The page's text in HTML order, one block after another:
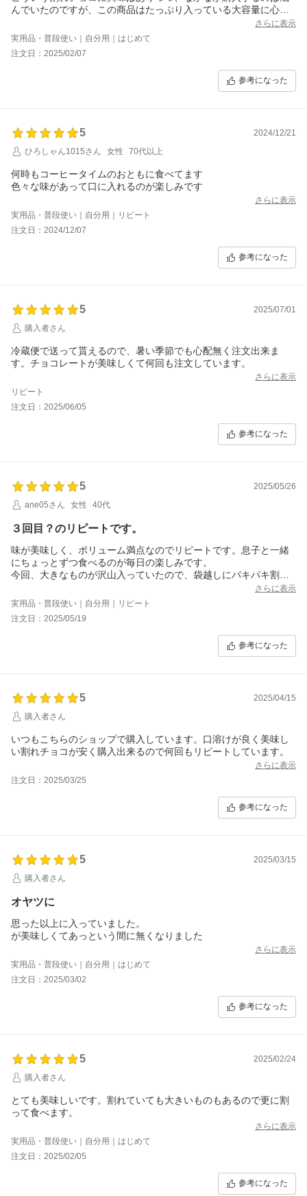
んでいたのですが、この商品はたっぷり入っている大容量に心惹
同じくチョコ好きな息子と開封し、中を見て「お&#12316;&#100
24;！」と歓声を上げました。大きなチョコがたっぷりで、見ただ
けでも色々な種類が確認できました。
私のお気に入りはミルクで、あま&#12316;いながらもしつこくな
く、お茶やコーヒーと合わせると多幸感がすごいです。
さらに表示
実用品・普段使い｜自分用｜はじめて
注文日：2025/02/07
参考になった
5
2024/12/21
ひろしゃん1015さん
女性 70代以上
何時もコーヒータイムのおともに食べてます
色々な味があって口に入れるのが楽しみです
さらに表示
実用品・普段使い｜自分用｜リピート
注文日：2024/12/07
参考になった
5
2025/07/01
購入者さん
冷蔵便で送って貰えるので、暑い季節でも心配無く注文出来ま
す。チョコレートが美味しくて何回も注文しています。
さらに表示
リピート
注文日：2025/06/05
参考になった
5
2025/05/26
ane05さん
女性 40代
３回目？のリピートです。
味が美味しく、ボリューム満点なのでリピートです。息子と一緒
にちょっとずつ食べるのが毎日の楽しみです。
今回、大きなものが沢山入っていたので、袋越しにパキパキ割り
少しビターなブラックチョコも、コーヒーやココアとよく合いま
す。
この量で、この味、毎回満足しています。
さらに表示
実用品・普段使い｜自分用｜リピート
注文日：2025/05/19
参考になった
5
2025/04/15
購入者さん
いつもこちらのショップで購入しています。口溶けが良く美味し
い割れチョコが安く購入出来るので何回もリピートしています。
さらに表示
注文日：2025/03/25
参考になった
5
2025/03/15
購入者さん
オヤツに
思った以上に入っていました。
が美味しくてあっという間に無くなりました
さらに表示
実用品・普段使い｜自分用｜はじめて
注文日：2025/03/02
参考になった
5
2025/02/24
購入者さん
とても美味しいです。割れていても大きいものもあるので更に割
って食べます。
さらに表示
実用品・普段使い｜自分用｜はじめて
注文日：2025/02/05
参考になった